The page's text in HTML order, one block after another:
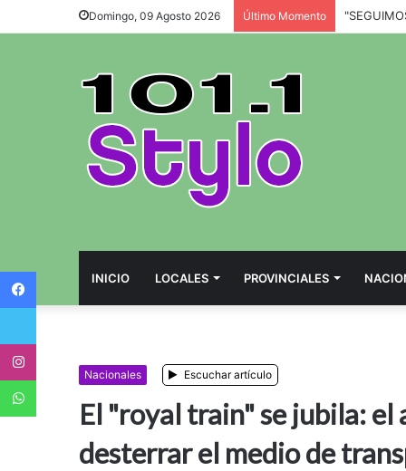
Domingo, 09 Agosto 2026 Último Momento
INICIO LOCALES PROVINCIALES
Nacionales Escuchar artículo
El "royal train" se jubila: el
desterrar el medio de
Twitter
WhatsApp